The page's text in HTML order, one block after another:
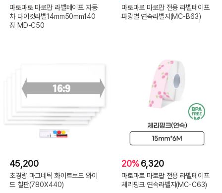
마로마로 마로팝 라벨테이프 자동
차 다이컷라벨14mm50mm140
장 MD-C50
마로마로 마로팝 전용 라벨테이프
파랑별 연속라벨지(MC-B63)
45,200
초경량 마그네틱 화이트보드 와이
드 칠판(780X440)
20%6,320
마로마로 마로팝 전용 라벨테이프
체리핑크 연속라벨지(MC-C63)